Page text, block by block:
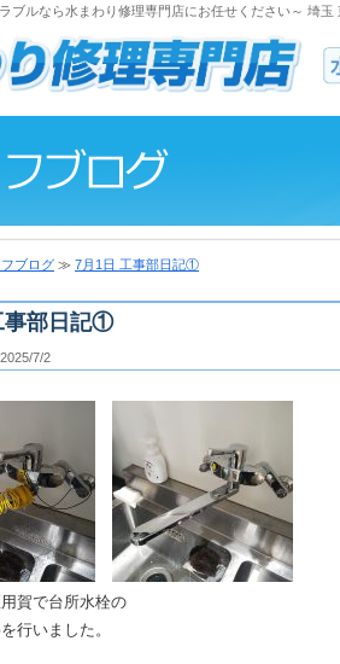
ブルなら水まわり修理専門店にお任せください～ 埼玉
ブログ ≫ 7月1日 工事部日記①
事部日記①
7/2
賀で台所水栓の
行いました。